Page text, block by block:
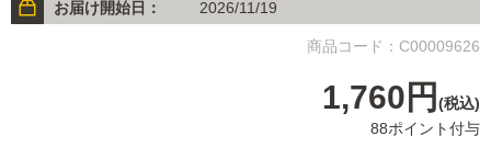
お届け開始日： 2026/11/19
商品コード：C00009626
1,760円 (税込)
88ポイント付与